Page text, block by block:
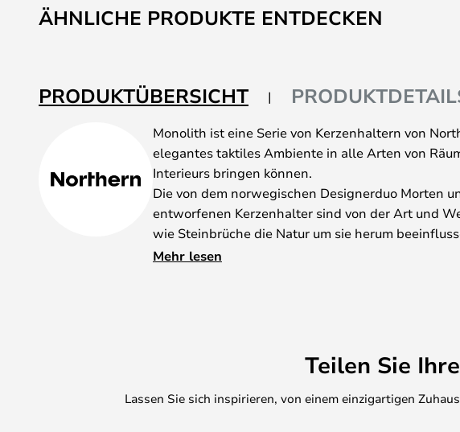
ÄHNLICHE PRODUKTE ENTDECKEN
PRODUKTÜBERSICHT
Monolith ist eine Serie von Kerzenhaltern von
elegantes taktiles Ambiente in alle Arten von
Interieurs bringen können.
Die von dem norwegischen Designerduo Morten
entworfenen Kerzenhalter sind von der Art und
wie Steinbrüche die Natur um sie herum
geschnitzten Kerzenhalter gibt es in einer Vielzahl
Neben den Kerzen, die auf dem Tisch stehen, gibt
Varianten für die Wandmontage.
Mehr lesen
Teilen Sie
Lassen Sie sich inspirieren, von einem einzigartigen